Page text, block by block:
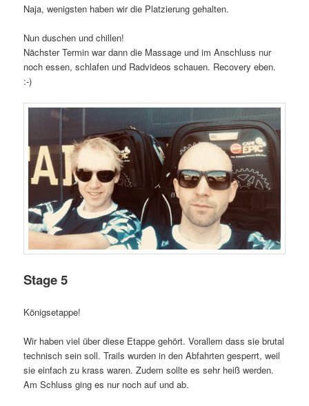
Naja, wenigsten haben wir die Platzierung gehalten.
Nun duschen und chillen!
Nächster Termin war dann die Massage und im Anschluss nur
noch essen, schlafen und Radvideos schauen. Recovery eben.
:-)
Stage 5
Königsetappe!
Wir haben viel über diese Etappe gehört. Vorallem dass sie brutal
technisch sein soll. Trails wurden in den Abfahrten gesperrt, weil
sie einfach zu krass waren. Zudem sollte es sehr heiß werden.
Am Schluss ging es nur noch auf und ab.